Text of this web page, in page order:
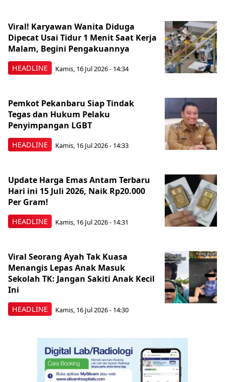
HEADLINE
Viral! Karyawan Wanita Diduga
Dipecat Usai Tidur 1 Menit Saat Kerja
Malam, Begini Pengakuannya
Kamis, 16 Jul 2026 - 14:34
HEADLINE
Pemkot Pekanbaru Siap Tindak
Tegas dan Hukum Pelaku
Penyimpangan LGBT
Kamis, 16 Jul 2026 - 14:33
HEADLINE
Update Harga Emas Antam Terbaru
Hari ini 15 Juli 2026, Naik Rp20.000
Per Gram!
Kamis, 16 Jul 2026 - 14:31
HEADLINE
Viral Seorang Ayah Tak Kuasa
Menangis Lepas Anak Masuk
Sekolah TK: Jangan Sakiti Anak Kecil
Ini
Kamis, 16 Jul 2026 - 14:30